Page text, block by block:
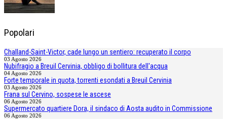
Popolari
Challand-Saint-Victor, cade lungo un sentiero: recuperato il corpo
03 Agosto 2026
Nubifragio a Breuil Cervinia, obbligo di bollitura dell'acqua
04 Agosto 2026
Forte temporale in quota, torrenti esondati a Breuil Cervinia
03 Agosto 2026
Frana sul Cervino, sospese le ascese
06 Agosto 2026
Supermercato quartiere Dora, il sindaco di Aosta audito in Commissione
06 Agosto 2026